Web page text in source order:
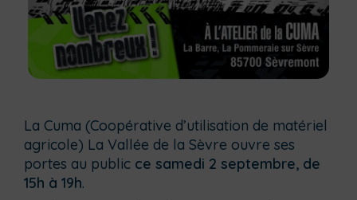
La Cuma (Coopérative d’utilisation de matériel
agricole) La Vallée de la Sèvre ouvre ses
portes au public ce samedi 2 septembre, de
15h à 19h.